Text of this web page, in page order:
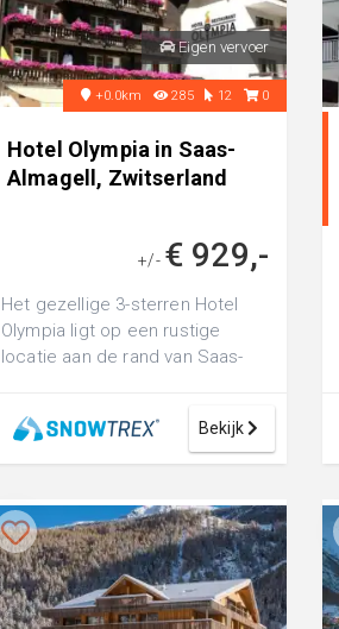
Eigen vervoer
+0.0km 285 12 0
Hotel Olympia in Saas-
Almagell, Zwitserland
+/- € 929,-
Het gezellige 3-sterren Hotel
Olympia ligt op een rustige
locatie aan de rand van Saas-
Bekijk